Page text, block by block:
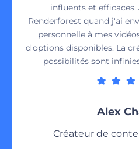
influents et
Renderforest quand j'ai
personnelle à mes
d'options disponibles. La
possibilités sont
Alex
Créateur de